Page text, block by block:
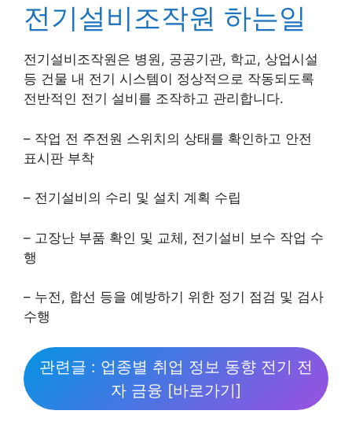
전기설비조작원 하는일
전기설비조작원은 병원, 공공기관, 학교, 상업시설
등 건물 내 전기 시스템이 정상적으로 작동되도록
전반적인 전기 설비를 조작하고 관리합니다.
– 작업 전 주전원 스위치의 상태를 확인하고 안전
표시판 부착
– 전기설비의 수리 및 설치 계획 수립
– 고장난 부품 확인 및 교체, 전기설비 보수 작업 수
행
– 누전, 합선 등을 예방하기 위한 정기 점검 및 검사
수행
관련글 : 업종별 취업 정보 동향 전기 전
자 금융 [바로가기]